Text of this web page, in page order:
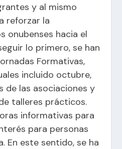
y al mismo
reforzar la
onubenses hacia el
lo primero, se han
Formativas,
incluido octubre,
de las asociaciones y
talleres prácticos.
informativas para
para personas
En este sentido, se ha